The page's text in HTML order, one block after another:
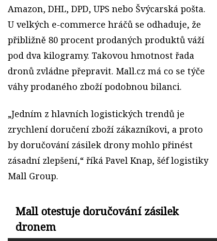
Amazon, DHL, DPD, UPS nebo Švýcarská pošta.
U velkých e-commerce hráčů se odhaduje, že
přibližně 80 procent prodaných produktů váží
pod dva kilogramy. Takovou hmotnost řada
dronů zvládne přepravit. Mall.cz má co se týče
váhy prodaného zboží podobnou bilanci.
„Jedním z hlavních logistických trendů je
zrychlení doručení zboží zákazníkovi, a proto
by doručování zásilek drony mohlo přinést
zásadní zlepšení,“ říká Pavel Knap, šéf logistiky
Mall Group.
Mall otestuje doručování zásilek
dronem